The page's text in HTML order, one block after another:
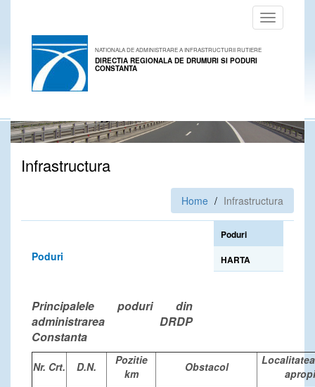
Toggle
navigation
NATIONALA DE ADMINISTRARE A INFRASTRUCTURII RUTIERE
DIRECTIA REGIONALA DE DRUMURI SI PODURI
CONSTANTA
Infrastructura
Home Infrastructura
Poduri
Principalele poduri din
administrarea DRDP
Constanta
Nr. Crt. D.N.
Pozitie
km
Obstacol
Poduri
HARTA